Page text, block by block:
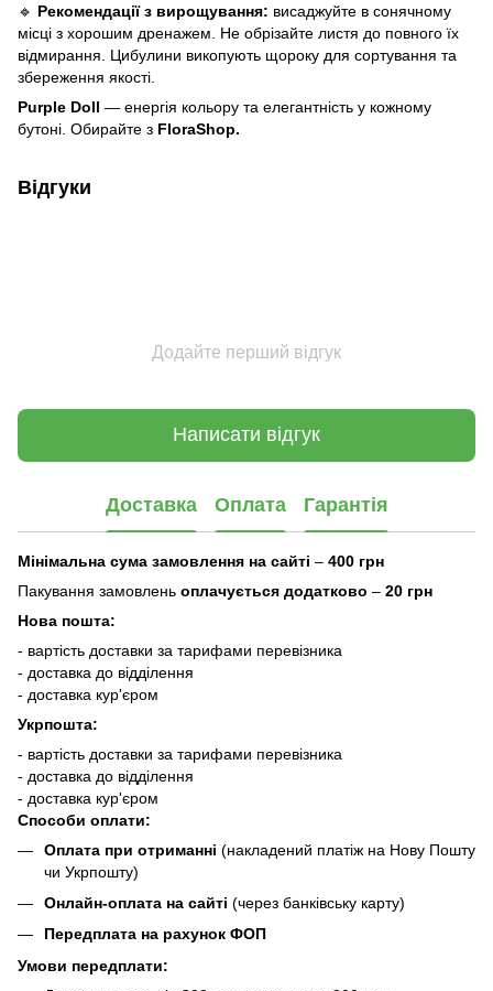
🔹 Рекомендації з вирощування: висаджуйте в сонячному
місці з хорошим дренажем. Не обрізайте листя до повного їх
відмирання. Цибулини викопують щороку для сортування та
збереження якості.
Purple Doll — енергія кольору та елегантність у кожному
бутоні. Обирайте з FloraShop.
Відгуки
Додайте перший відгук
Написати відгук
Доставка Оплата Гарантія
Мінімальна сума замовлення на сайті – 400 грн
Пакування замовлень оплачується додатково – 20 грн
Нова пошта:
- вартість доставки за тарифами перевізника
- доставка до відділення
- доставка кур'єром
Укрпошта:
- вартість доставки за тарифами перевізника
- доставка до відділення
- доставка кур'єром
Способи оплати:
Оплата при отриманні (накладений платіж на Нову Пошту
чи Укрпошту)
Онлайн-оплата на сайті (через банківську карту)
Передплата на рахунок ФОП
Умови передплати: